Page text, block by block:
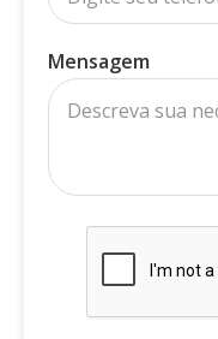
Mensagem